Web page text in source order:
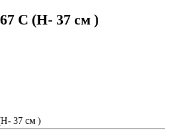
C (H- 37 см )
37 см )